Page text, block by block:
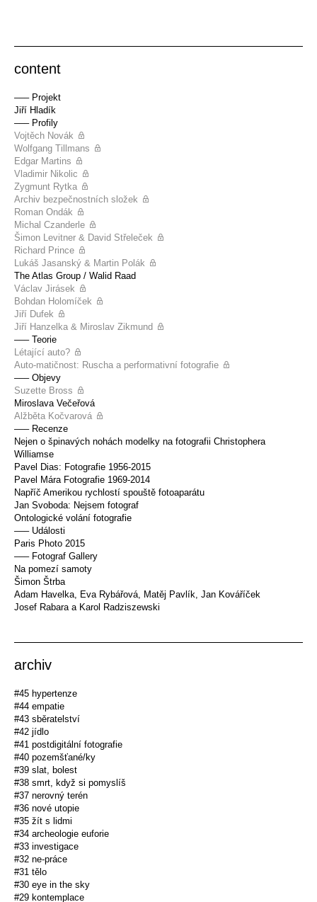
content
––– Projekt
Jiří Hladík
––– Profily
Vojtěch Novák
Wolfgang Tillmans
Edgar Martins
Vladimir Nikolic
Zygmunt Rytka
Archiv bezpečnostních složek
Roman Ondák
Michal Czanderle
Šimon Levitner & David Střeleček
Richard Prince
Lukáš Jasanský & Martin Polák
The Atlas Group / Walid Raad
Václav Jirásek
Bohdan Holomíček
Jiří Dufek
Jiří Hanzelka & Miroslav Zikmund
––– Teorie
Létající auto?
Auto-matičnost: Ruscha a performativní fotografie
––– Objevy
Suzette Bross
Miroslava Večeřová
Alžběta Kočvarová
––– Recenze
Nejen o špinavých nohách modelky na fotografii Christophera
Williamse
Pavel Dias: Fotografie 1956-2015
Pavel Mára Fotografie 1969-2014
Napříč Amerikou rychlostí spouště fotoaparátu
Jan Svoboda: Nejsem fotograf
Ontologické volání fotografie
––– Události
Paris Photo 2015
––– Fotograf Gallery
Na pomezí samoty
Šimon Štrba
Adam Havelka, Eva Rybářová, Matěj Pavlík, Jan Kováříček
Josef Rabara a Karol Radziszewski
archiv
#45 hypertenze
#44 empatie
#43 sběratelství
#42 jídlo
#41 postdigitální fotografie
#40 pozemšťané/ky
#39 slat, bolest
#38 smrt, když si pomyslíš
#37 nerovný terén
#36 nové utopie
#35 žít s lidmi
#34 archeologie euforie
#33 investigace
#32 ne-práce
#31 tělo
#30 eye in the sky
#29 kontemplace